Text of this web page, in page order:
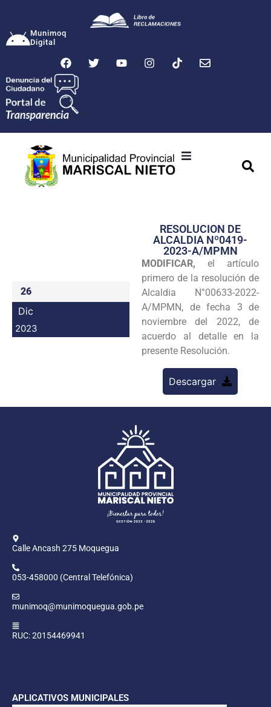
Munimoq
Digital
Transparencia
Seguridad
Programas
Intranet
26
Dic
2023
RESOLUCION DE
ALCALDIA Nº0419-
2023-A/MPMN
MODIFICAR, el artículo
primero de la resolución de
Alcaldia N°00633-2022-
A/MPMN, de fecha 3 de
noviembre del 2022, de
acuerdo al detalle en la
presente Resolución.
Descargar
Calle Ancash 275 Moquegua
053-458000 (Central Telefónica)
munimoq@munimoquegua.gob.pe
RUC: 20154469941
APLICATIVOS MUNICIPALES